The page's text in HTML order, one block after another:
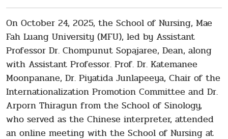
On October 24, 2025, the School of Nursing, Mae
Fah Luang University (MFU), led by Assistant
Professor Dr. Chompunut Sopajaree, Dean, along
with Assistant Professor. Prof. Dr. Katemanee
Moonpanane, Dr. Piyatida Junlapeeya, Chair of the
Internationalization Promotion Committee and Dr.
Arporn Thiragun from the School of Sinology,
who served as the Chinese interpreter, attended
an online meeting with the School of Nursing at